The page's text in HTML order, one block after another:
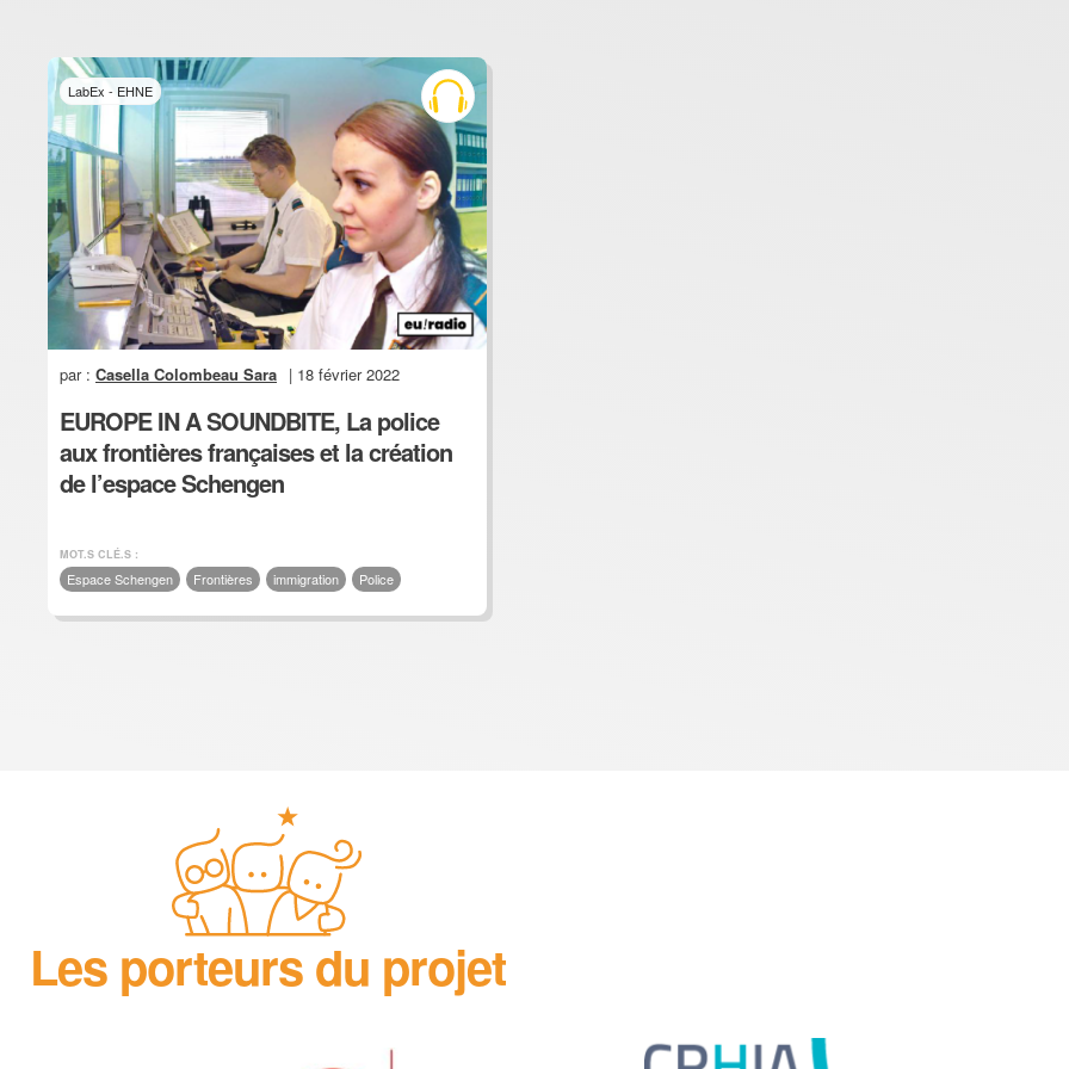
LabEx - EHNE
par : Casella Colombeau Sara | 18 février 2022
EUROPE IN A SOUNDBITE, La police
aux frontières françaises et la création
de l’espace Schengen
MOT.S CLÉ.S :
Espace Schengen Frontières immigration Police
Les porteurs du projet